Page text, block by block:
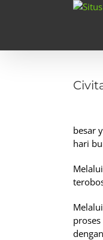
Larger
Image
besar
hari